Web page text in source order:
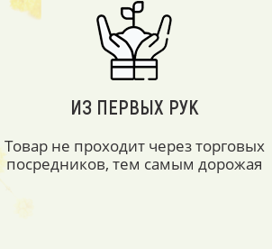
ИЗ ПЕРВЫХ РУК
Товар не проходит через торговых
посредников, тем самым дорожая